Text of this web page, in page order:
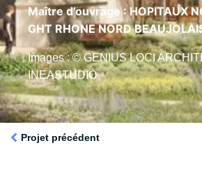
Maître d’ouvrage : HOPITAUX
GHT RHONE NORD
Images : © GENIUS LOCI
INEASTUDIO
Projet précédent